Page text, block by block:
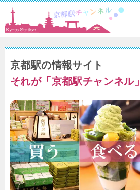
京都駅の情報サイト
それが「京都駅チャンネル」